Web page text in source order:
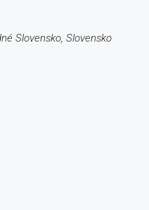
Slovensko, Slovensko